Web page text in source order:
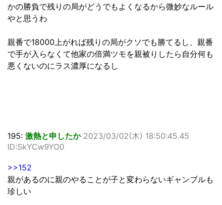
かの勝負で残りの局がどうでもよくなるから微妙なルール
やと思うわ
親番で18000上がれば残りの局がクソでも勝てるし、親番
で手が入らなくて他家の倍満ツモを親被りしたら自分何も
悪くないのにラス濃厚になるし
195: 激熱と申したか 2023/03/02(木) 18:50:45.45
ID:SkYCw9YO0
>>152
親があるのに親のやることが子と変わらないギャンブルも
珍しい